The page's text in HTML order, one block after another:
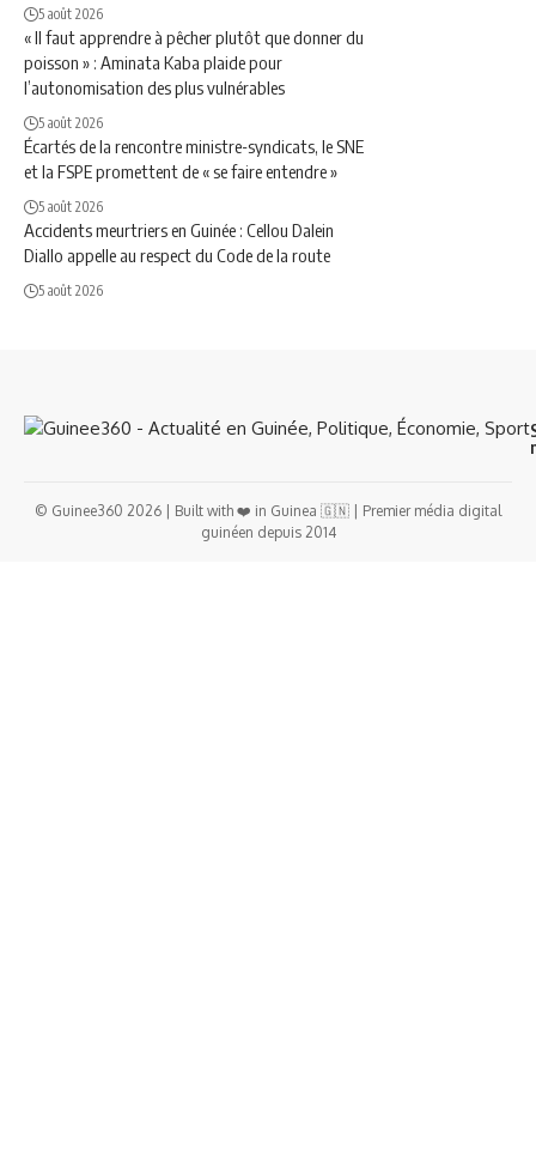
5 août 2026
« Il faut apprendre à pêcher plutôt que donner du
poisson » : Aminata Kaba plaide pour
l’autonomisation des plus vulnérables
5 août 2026
Écartés de la rencontre ministre-syndicats, le SNE
et la FSPE promettent de « se faire entendre »
5 août 2026
Accidents meurtriers en Guinée : Cellou Dalein
Diallo appelle au respect du Code de la route
5 août 2026
© Guinee360 2026 | Built with ❤️ in Guinea 🇬🇳 | Premier média digital
guinéen depuis 2014